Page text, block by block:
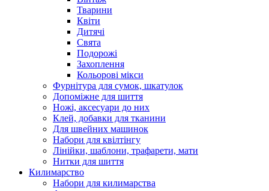
Тварини
Квіти
Дитячі
Свята
Подорожі
Захоплення
Кольорові мікси
Фурнітура для сумок, шкатулок
Допоміжне для шиття
Ножі, аксесуари до них
Клей, добавки для тканини
Для швейних машинок
Набори для квілтінгу
Лінійки, шаблони, трафарети, мати
Нитки для шиття
Килимарство
Набори для килимарства